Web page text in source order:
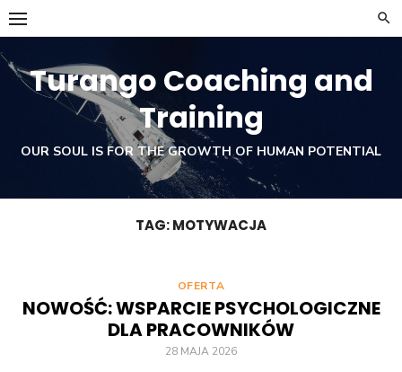
Skip
to
contentTurango Coaching and
Training
OUR SOUL IS FOR THE GROWTH OF HUMAN POTENTIAL
TAG:MOTYWACJA
OFERTA
NOWOŚĆ: WSPARCIE PSYCHOLOGICZNE
DLA PRACOWNIKÓW
28 MAJA 2026